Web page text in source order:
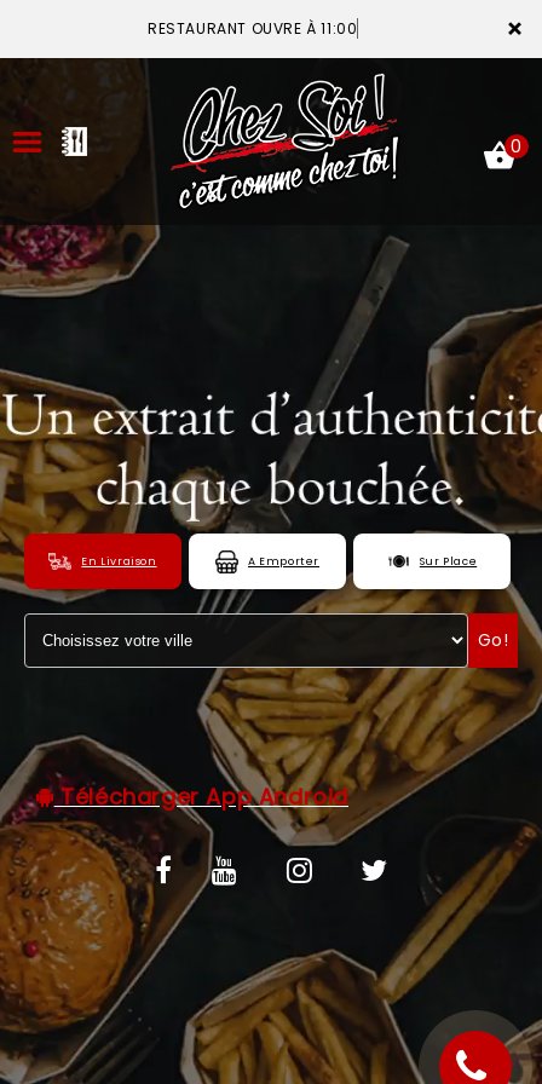
×
RESTAURANT OUVRE À 11:00
ACCUEIL
VOTRE COMPTE
NOTRE RESTAURANT
VOS AVIS
MENTIONS LÉGALES
C.G.V
ZONES DE LIVRAISON
0
En Livraison A Emporter Sur Place
Go!
Télécharger App Android